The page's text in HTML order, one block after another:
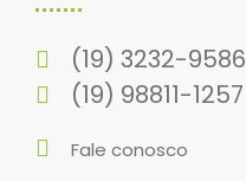
(19) 3232-9586
(19) 98811-1257
Fale conosco